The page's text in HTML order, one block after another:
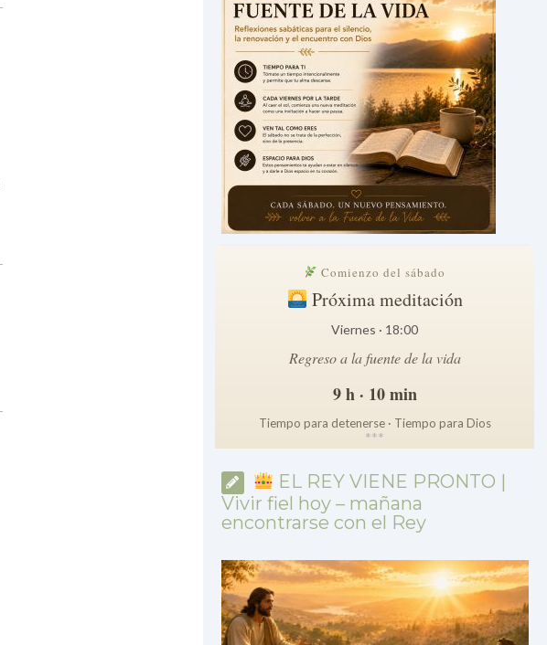
Comienzo del sábado
Próxima meditación
Viernes · 18:00
Regreso a la fuente de la vida
9 h · 10 min
Tiempo para detenerse · Tiempo para Dios
***
EL REY VIENE PRONTO |
Vivir fiel hoy – mañana
encontrarse con el Rey